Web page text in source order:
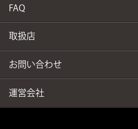
FAQ
取扱店
お問い合わせ
運営会社